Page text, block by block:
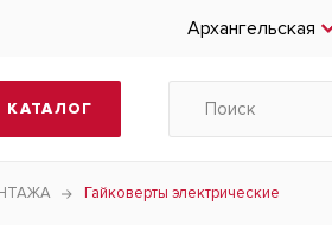
Архангельская
КАТАЛОГ
Гайковерты электрические